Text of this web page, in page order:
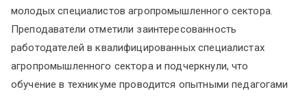
молодых специалистов агропромышленного сектора.
Преподаватели отметили заинтересованность
работодателей в квалифицированных специалистах
агропромышленного сектора и подчеркнули, что
обучение в техникуме проводится опытными педагогами